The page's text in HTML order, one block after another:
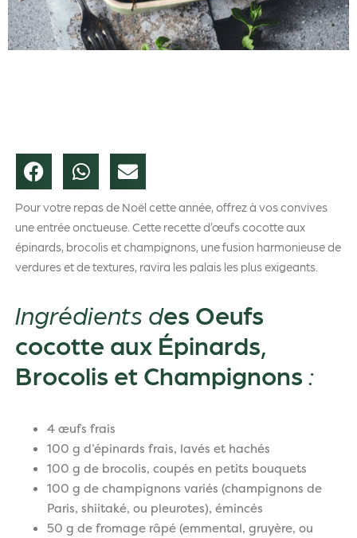
Pour votre repas de Noël cette année, offrez à vos convives
une entrée onctueuse. Cette recette d’œufs cocotte aux
épinards, brocolis et champignons, une fusion harmonieuse de
verdures et de textures, ravira les palais les plus exigeants.
Ingrédients des Oeufs
cocotte aux Épinards,
Brocolis et Champignons :
4 œufs frais
100 g d’épinards frais, lavés et hachés
100 g de brocolis, coupés en petits bouquets
100 g de champignons variés (champignons de
Paris, shiitaké, ou pleurotes), émincés
50 g de fromage râpé (emmental, gruyère, ou